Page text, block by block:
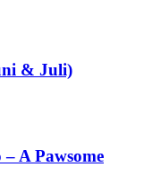
& Juli)
A Pawsome